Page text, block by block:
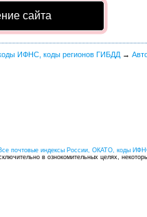
сайта
ИФНС, коды регионов ГИБДД →
почтовые индексы России, ОКАТО, коды
в ознокомительных целях,